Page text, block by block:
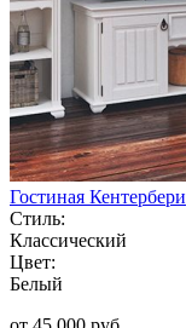
Гостиная Кентербери
Стиль:
Классический
Цвет:
Белый